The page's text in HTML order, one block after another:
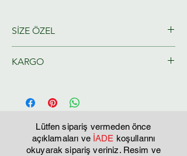
SİZE ÖZEL
olarak hazırlanacaktır.
KARGO
Lütfen sipariş vermeden önce
açıklamaları ve İADE koşullarını
okuyarak sipariş veriniz. Resim ve